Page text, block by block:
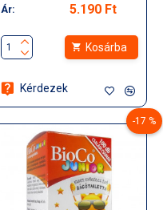
Ár:
5.190 Ft
Kosárba
Kérdezek
-17 %